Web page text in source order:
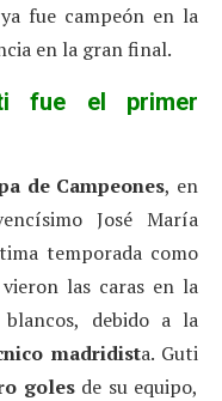
fue campeón en la
en la gran final.
fue el primer
de Campeones, en
José María
temporada como
las caras en la
debido a la
madridista. Guti
golesde su equipo,